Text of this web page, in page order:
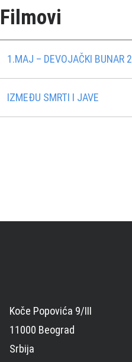
Filmovi
1.MAJ – DEVOJAČKI BUNAR 2
IZMEĐU SMRTI I JAVE
Koče Popovića 9/III
11000 Beograd
Srbija